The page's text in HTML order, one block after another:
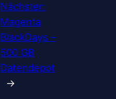
Nächster:
Magenta
BlackDays –
500 GB
Datendepot
→